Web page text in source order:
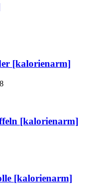
[kalorienarm]
[kalorienarm]
[kalorienarm]